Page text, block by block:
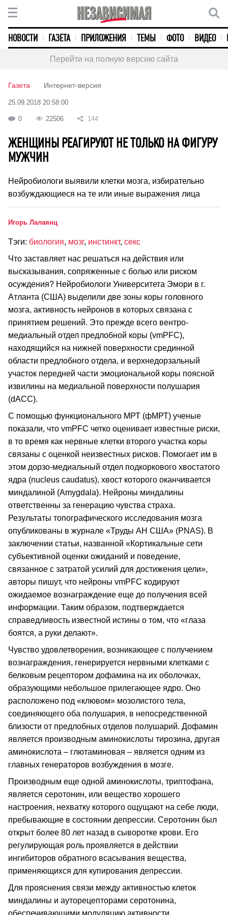
НОВОСТИ ГАЗЕТА ПРИЛОЖЕНИЯ ТЕМЫ ФОТО ВИДЕО
Перейти на полную версию сайта
Газета Интернет-версия
25.09.2018 20:58:00
0 22506 144
ЖЕНЩИНЫ РЕАГИРУЮТ НЕ ТОЛЬКО НА ФИГУРУ
МУЖЧИН
Нейробиологи выявили клетки мозга, избирательно
возбуждающиеся на те или иные выражения лица
Игорь Лалаянц
Тэги: биология, мозг, инстинкт, секс
Что заставляет нас решаться на действия или
высказывания, сопряженные с болью или риском
осуждения? Нейробиологи Университета Эмори в г.
Атланта (США) выделили две зоны коры головного
мозга, активность нейронов в которых связана с
принятием решений. Это прежде всего вентро-
медиальный отдел предлобной коры (vmPFC),
находящийся на нижней поверхности срединной
области предлобного отдела, и верхнедорзальный
участок передней части эмоциональной коры поясной
извилины на медиальной поверхности полушария
(dACC).
С помощью функционального МРТ (фМРТ) ученые
показали, что vmPFC четко оценивает известные риски,
в то время как нервные клетки второго участка коры
связаны с оценкой неизвестных рисков. Помогает им в
этом дорзо-медиальный отдел подкоркового хвостатого
ядра (nucleus caudatus), хвост которого оканчивается
миндалиной (Amygdala). Нейроны миндалины
ответственны за генерацию чувства страха.
Результаты топографического исследования мозга
опубликованы в журнале «Труды АН США» (PNAS). В
заключении статьи, названной «Кортикальные сети
субъективной оценки ожиданий и поведение,
связанное с затратой усилий для достижения цели»,
авторы пишут, что нейроны vmPFC кодируют
ожидаемое вознаграждение еще до получения всей
информации. Таким образом, подтверждается
справедливость известной истины о том, что «глаза
боятся, а руки делают».
Чувство удовлетворения, возникающее с получением
вознаграждения, генерируется нервными клетками с
белковым рецептором дофамина на их оболочках,
образующими небольшое прилегающее ядро. Оно
расположено под «клювом» мозолистого тела,
соединяющего оба полушария, в непосредственной
близости от предлобных отделов полушарий. Дофамин
является производным аминокислоты тирозина, другая
аминокислота – глютаминовая – является одним из
главных генераторов возбуждения в мозге.
Производным еще одной аминокислоты, триптофана,
является серотонин, или вещество хорошего
настроения, нехватку которого ощущают на себе люди,
пребывающие в состоянии депрессии. Серотонин был
открыт более 80 лет назад в сыворотке крови. Его
регулирующая роль проявляется в действии
ингибиторов обратного всасывания вещества,
применяющихся для купирования депрессии.
Для прояснения связи между активностью клеток
миндалины и ауторецепторами серотонина,
обеспечивающими модуляцию активности